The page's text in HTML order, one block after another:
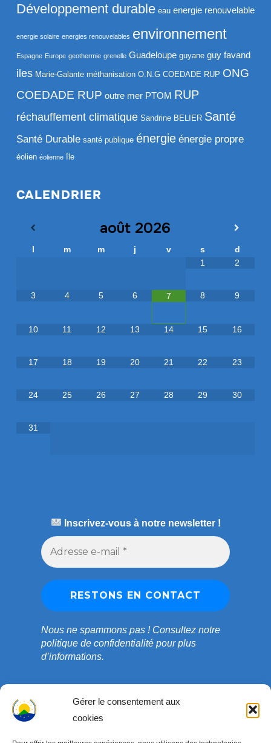
Gérer le consentement aux
cookies
Développement durable eau energie renouvelable
energie solaire energies renouvelables environnement
Espagne Europe geothermie grenelle Guadeloupe guyane guy favand
iles Marie-Galante méthanisation O.N.G COEDADE RUP ONG
COEDADE RUP outre mer PTOM RUP
réchauffement climatique Sandrine BELIER Santé
Santé Durable santé publique énergie énergie propre
éolien éolienne île
CALENDRIER
août 2026
l m m j v s
d
1
2
3 4 5 6 7 8 9
10 11 12 13 14 15 16
17 18 19 20 21 22 23
24 25 26 27 28 29 30
31
Inscrivez-vous à notre newsletter !
Nous ne spammons pas ! Consultez notre
politique de confidentialitépour plus
d’informations.